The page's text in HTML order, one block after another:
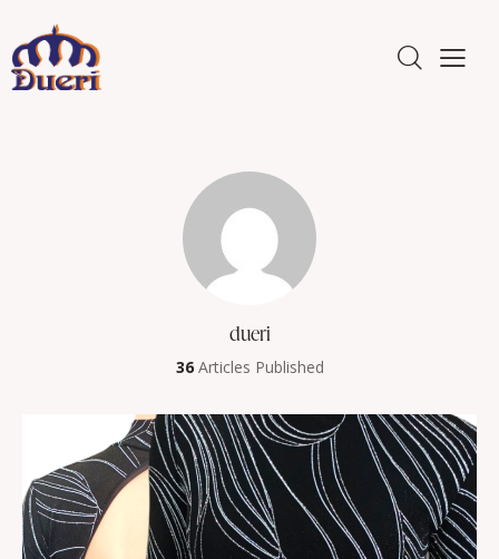
dueri
36Articles Published